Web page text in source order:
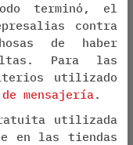
terminó, el
contra
de haber
Para las
utilizado
mensajería.
utilizada
en las tiendas